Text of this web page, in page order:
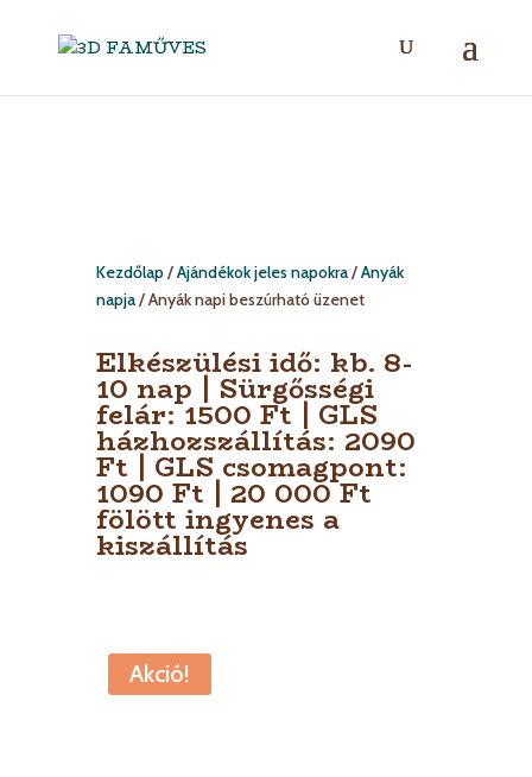
Kezdőlap/Ajándékok jeles napokra/Anyák
napja/ Anyák napi beszúrható üzenet
Elkészülési idő: kb. 8-
10 nap | Sürgősségi
felár: 1500 Ft | GLS
házhozszállítás: 2090
Ft | GLS csomagpont:
1090 Ft | 20 000 Ft
fölött ingyenes a
kiszállítás
Akció!